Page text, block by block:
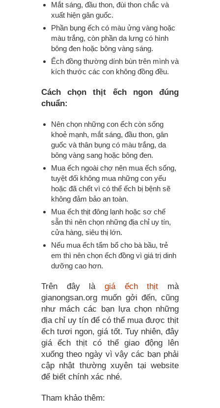
Mắt sáng, đầu thon, đùi thon chắc và
xuất hiện gân guốc.
Phần bụng ếch có màu ửng vàng hoặc
màu trắng, còn phần da lưng có hình
bông đen hoặc bông vàng sáng.
Ếch đồng thường dính bùn trên mình và
kích thước các con không đồng đều.
Cách chọn thịt ếch ngon đúng
chuẩn:
Nên chọn những con ếch còn sống
khoẻ mạnh, mắt sáng, đầu thon, gân
guốc và thân bụng có màu trắng, da
bông vàng sang hoặc bông đen.
Mua ếch ngoài chợ nên mua ếch sống,
tuyệt đối không mua những con yếu
hoặc đã chết vì có thể ếch bị bệnh sẽ
không đảm bảo an toàn.
Mua ếch thịt đông lạnh hoặc sơ chế
sẵn thì nên chọn những địa chỉ uy tín,
cửa hàng, siêu thị lớn.
Nếu mua ếch tẩm bổ cho bà bầu, trẻ
em thì nên chọn ếch đồng vì giá trị dinh
dưỡng cao hơn.
Trên đây là giá ếch thịt mà
gianongsan.org muốn gởi đến, cũng
như mách các bạn lựa chọn những
địa chỉ uy tín để có thể mua được thịt
ếch tươi ngon, giá tốt. Tuy nhiên, đây
giá ếch thịt có thể giao động lên
xuống theo ngày vì vậy các bạn phải
cập nhật thường xuyên tại website
để biết chính xác nhé.
Tham khảo thêm: